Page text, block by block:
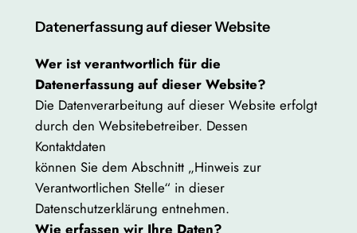
Datenerfassung auf dieser Website
Wer ist verantwortlich für die
Datenerfassung auf dieser Website?
Die Datenverarbeitung auf dieser Website erfolgt
durch den Websitebetreiber. Dessen
Kontaktdaten
können Sie dem Abschnitt „Hinweis zur
Verantwortlichen Stelle“ in dieser
Datenschutzerklärung entnehmen.